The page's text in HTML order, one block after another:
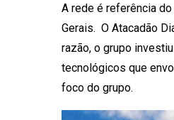
A rede é referência
Gerais. O Atacadão
razão, o grupo
tecnológicos que
foco do grupo.